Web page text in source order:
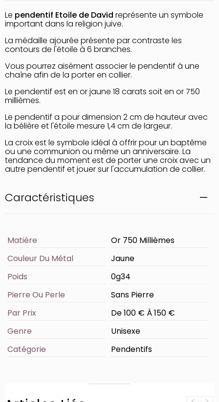
Le pendentif Etoile de David représente un symbole
important dans la religion juive.
La médaille ajourée présente par contraste les
contours de l'étoile à 6 branches.
Vous pourrez aisément associer le pendentif à une
chaîne afin de la porter en collier.
Le pendentif est en or jaune 18 carats soit en or 750
millièmes.
Le pendentif a pour dimension 2 cm de hauteur avec
la bélière et l'étoile mesure 1,4 cm de largeur.
La croix est le symbole idéal à offrir pour un baptême
ou une communion ou même un anniversaire. La
tendance du moment est de porter une croix avec un
autre pendentif et jouer sur l'accumulation de collier.
Caractéristiques
Matière
Or 750 Millièmes
Couleur Du Métal
Jaune
Poids
0g34
Pierre Ou Perle
Sans Pierre
Par Prix
De 100 € À 150 €
Genre
Unisexe
Catégorie
Pendentifs